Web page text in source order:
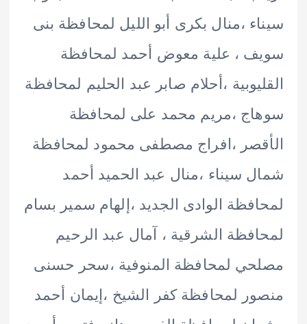
،منال بكرى أبو الليل لمحافظة بنى
، علية معوض أحمد لمحافظة
،أحلام صابر عبد الحليم لمحافظة
،مريم محمد على لمحافظة
،افراج مصطفى محمود لمحافظة
سيناء ،منال عبد الحميد أحمد
الوادى الجديد ،إلهام سمير بسام
الشرقية ، آمال عبد الرحيم
لمحافظة المنوفية ،سحر حسنى
لمحافظة كفر الشيخ ،إيمان أحمد